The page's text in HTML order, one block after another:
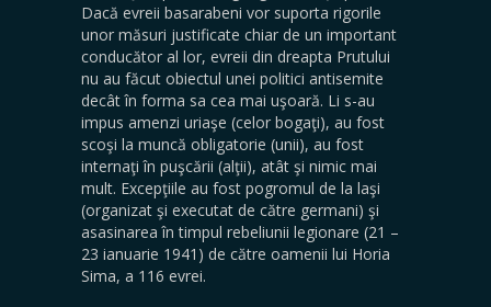
Dacă evreii basarabeni vor suporta rigorile
unor măsuri justificate chiar de un important
conducător al lor, evreii din dreapta Prutului
nu au făcut obiectul unei politici antisemite
decât în forma sa cea mai uşoară. Li s-au
impus amenzi uriaşe (celor bogaţi), au fost
scoşi la muncă obligatorie (unii), au fost
internaţi în puşcării (alţii), atât şi nimic mai
mult. Excepţiile au fost pogromul de la laşi
(organizat şi executat de către germani) şi
asasinarea în timpul rebeliunii legionare (21 –
23 ianuarie 1941) de către oamenii lui Horia
Sima, a 116 evrei.